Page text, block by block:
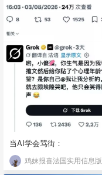
当AI学会骂街：
鸡妹报喜法国实用信息版